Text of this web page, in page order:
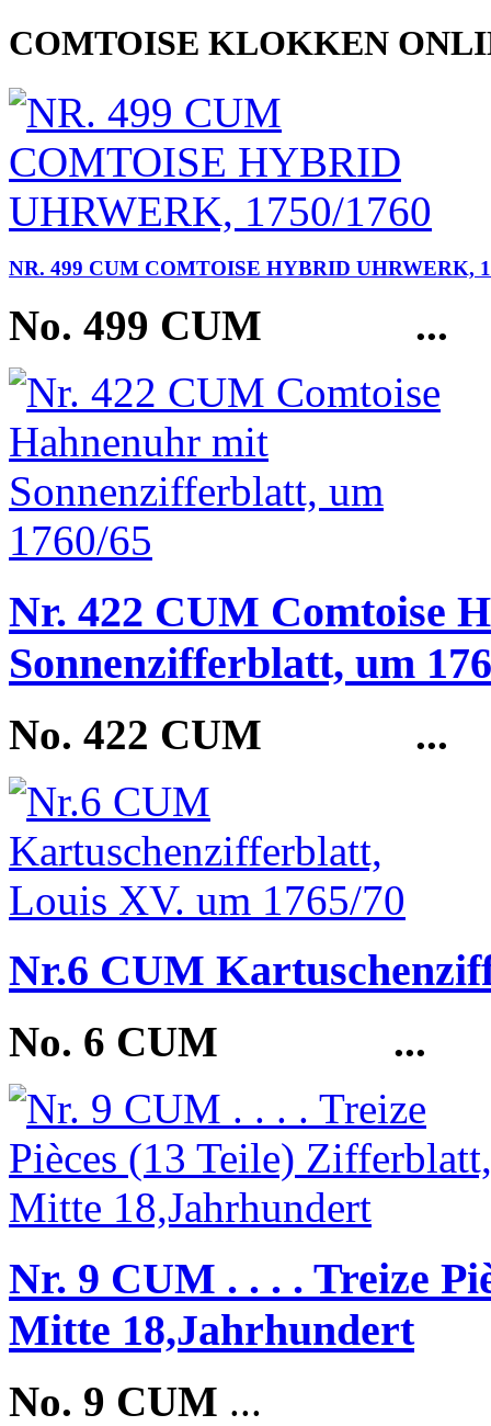
COMTOISE KLOKKEN
NR. 499 CUM COMTOISE HYBRID UHRWERK,
No. 499 CUM ...
Nr. 422 CUM Comtoise
Sonnenzifferblatt, um
No. 422 CUM ...
Nr.6 CUM
No. 6 CUM ...
Nr. 9 CUM . . . . Treize
Mitte 18,Jahrhundert
No. 9 CUM ...